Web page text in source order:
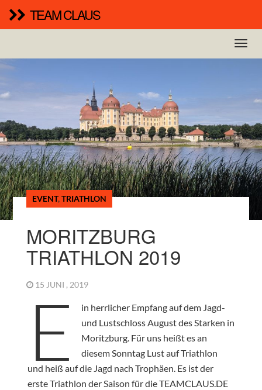
TEAM CLAUS
EVENT,TRIATHLON
MORITZBURG
TRIATHLON 2019
15 JUNI , 2019
E
in herrlicher Empfang auf dem Jagd-
und Lustschloss August des Starken in
Moritzburg. Für uns heißt es an
diesem Sonntag Lust auf Triathlon
und heiß auf die Jagd nach Trophäen. Es ist der
erste Triathlon der Saison für die TEAMCLAUS.DE